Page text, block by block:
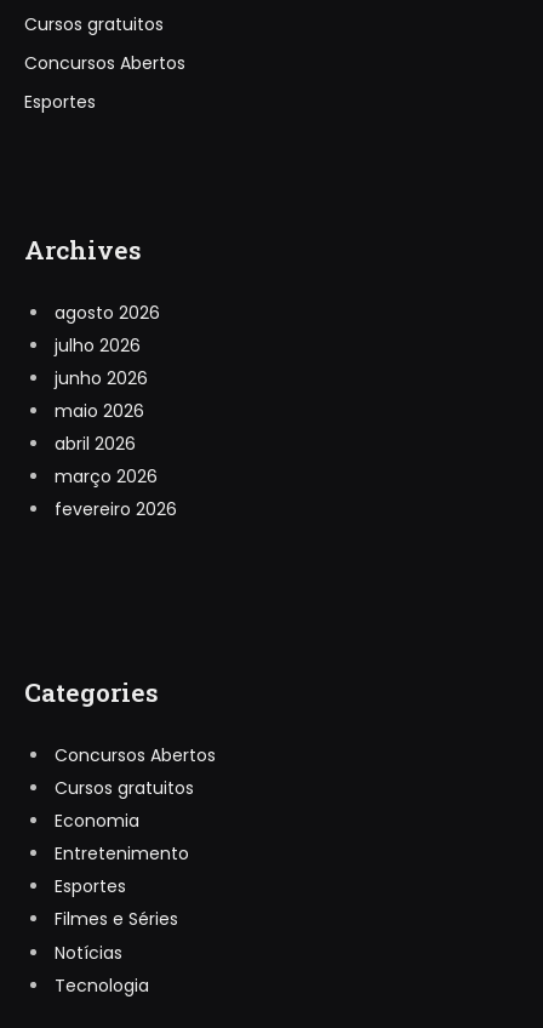
Cursos gratuitos
Concursos Abertos
Esportes
Archives
agosto 2026
julho 2026
junho 2026
maio 2026
abril 2026
março 2026
fevereiro 2026
Categories
Concursos Abertos
Cursos gratuitos
Economia
Entretenimento
Esportes
Filmes e Séries
Notícias
Tecnologia